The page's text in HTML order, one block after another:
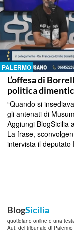
PALERMO
L’offesa di
politica
“Quando si
gli antenati di
Aggiungi BlogSicilia
La frase,
intervista il deputato
BlogSicilia
quotidiano online è una
Aut. del tribunale di